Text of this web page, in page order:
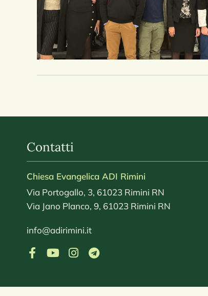
Contatti
Chiesa Evangelica ADI Rimini
Via Portogallo, 3, 61023 Rimini RN
Via Jano Planco, 9, 61023 Rimini RN
info@adirimini.it